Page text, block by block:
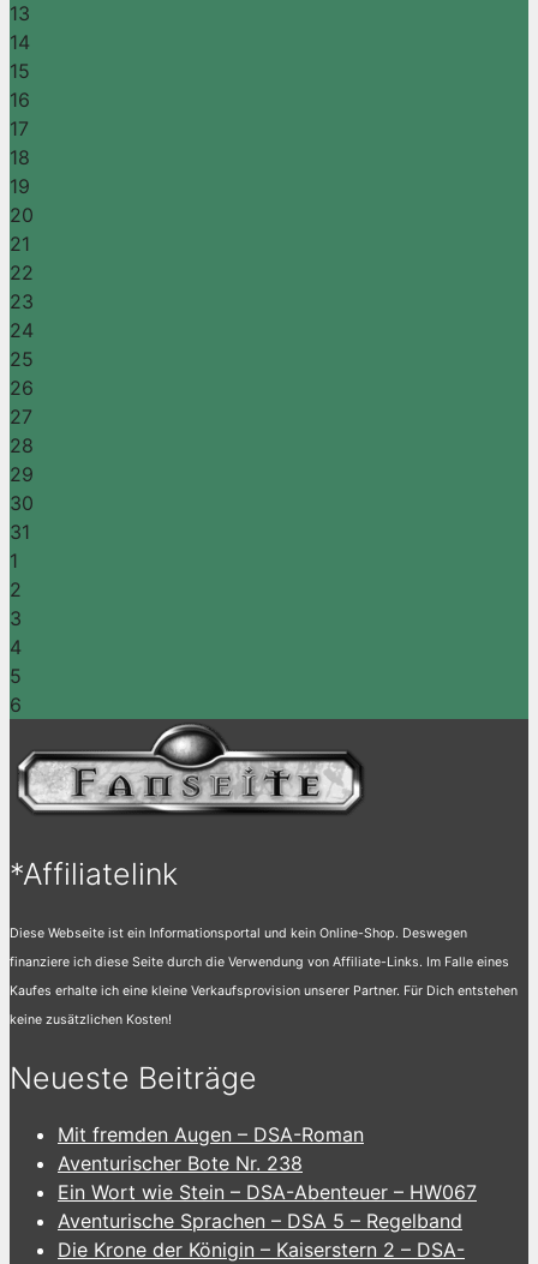
13
14
15
16
17
18
19
20
21
22
23
24
25
26
27
28
29
30
31
1
2
3
4
5
6
*Affiliatelink
Diese Webseite ist ein Informationsportal und kein Online-Shop. Deswegen
finanziere ich diese Seite durch die Verwendung von Affiliate-Links. Im Falle eines
Kaufes erhalte ich eine kleine Verkaufsprovision unserer Partner. Für Dich entstehen
keine zusätzlichen Kosten!
Neueste Beiträge
Mit fremden Augen – DSA-Roman
Aventurischer Bote Nr. 238
Ein Wort wie Stein – DSA-Abenteuer – HW067
Aventurische Sprachen – DSA 5 – Regelband
Die Krone der Königin – Kaiserstern 2 – DSA-